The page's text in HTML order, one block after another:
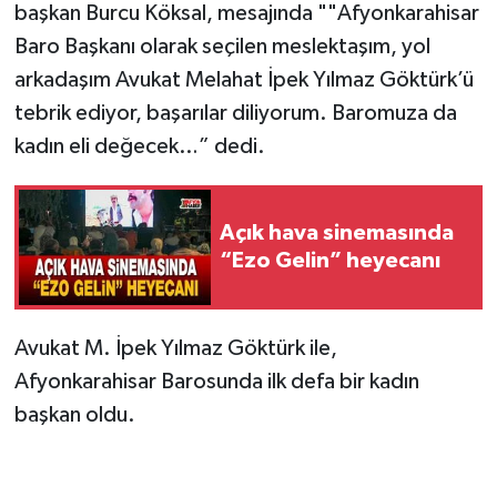
başkan Burcu Köksal, mesajında ""Afyonkarahisar
Baro Başkanı olarak seçilen meslektaşım, yol
arkadaşım Avukat Melahat İpek Yılmaz Göktürk’ü
tebrik ediyor, başarılar diliyorum. Baromuza da
kadın eli değecek…” dedi.
Açık hava sinemasında
“Ezo Gelin” heyecanı
Avukat M. İpek Yılmaz Göktürk ile,
Afyonkarahisar Barosunda ilk defa bir kadın
başkan oldu.